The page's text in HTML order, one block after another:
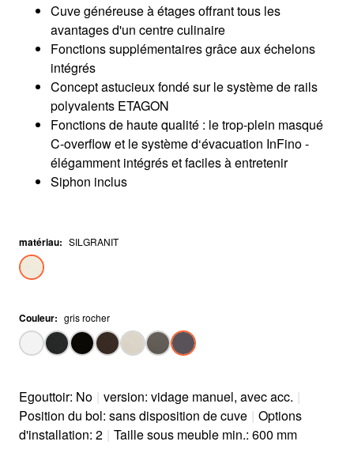
Cuve généreuse à étages offrant tous les
avantages d'un centre culinaire
Fonctions supplémentaires grâce aux échelons
intégrés
Concept astucieux fondé sur le système de rails
polyvalents ETAGON
Fonctions de haute qualité : le trop-plein masqué
C-overflow et le système d‘évacuation InFino -
élégamment intégrés et faciles à entretenir
Siphon inclus
matériau: SILGRANIT
Couleur: gris rocher
Egouttoir: No | version: vidage manuel, avec acc. |
Position du bol: sans disposition de cuve | Options
d'installation: 2 | Taille sous meuble min.: 600 mm